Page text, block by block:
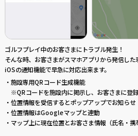
ゴルフプレイ中のお客さまにトラブル発生！
そんな時、お客さまがスマホアプリから発信した
iOSの通知機能で早急に対応出来ます。
・施設専用QRコード生成機能
※QRコードを施設内に掲示し、お客さまに登録
・位置情報を受信するとポップアップでお知らせ
・位置情報はGoogleマップと連動
・マップ上に現在位置とお客さま情報（氏名・